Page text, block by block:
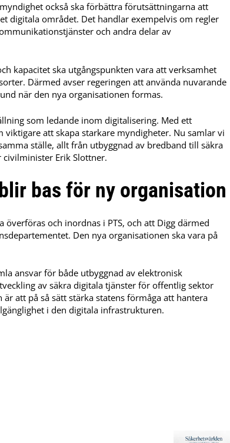
också ska förbättra förutsättningarna att
digitala området. Det handlar exempelvis om regler
och andra delar av
kapacitet ska utgångspunkten vara att verksamhet
Därmed avser regeringen att använda nuvarande
när den nya organisationen formas.
som ledande inom digitalisering. Med ett
att skapa starkare myndigheter. Nu samlar vi
ställe, allt från utbyggnad av bredband till säkra
Erik Slottner.
bas för ny organisation
och inordnas i PTS, och att Digg därmed
Den nya organisationen ska vara på
ansvar för både utbyggnad av elektronisk
av säkra digitala tjänster för offentlig sektor
att på så sätt stärka statens förmåga att hantera
i den digitala infrastrukturen.